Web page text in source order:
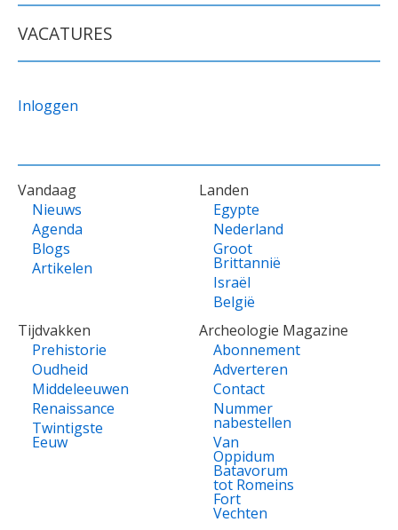
VACATURES
Inloggen
VOET
Vandaag
Nieuws
Agenda
Blogs
Artikelen
Landen
Egypte
Nederland
Groot
Brittannië
Israël
België
Tijdvakken
Prehistorie
Oudheid
Middeleeuwen
Renaissance
Twintigste
Eeuw
Archeologie Magazine
Abonnement
Adverteren
Contact
Nummer
nabestellen
Van
Oppidum
Batavorum
tot Romeins
Fort
Vechten